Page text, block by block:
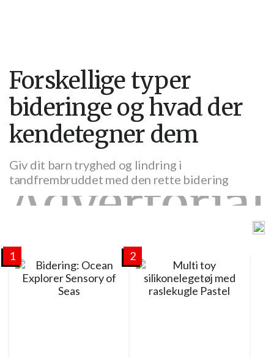
Forskellige typer
bideringe og hvad der
kendetegner dem
Giv dit barn tryghed og lindring i
tandfrembruddet med den rette bidering
1 2